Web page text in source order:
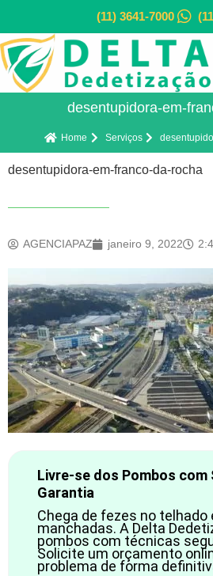
(11) 3641-7000
desentupidora-em-
Home Serviços
desentupidora-em-franco-da-rocha
AGENCIAPAZ janeiro 9, 2022
Livre-se dos Pombos com
Garantia
Chega de fezes no telhado
manchadas. A Delta
pombos com técnicas
Solicite um orçamento
problema de forma